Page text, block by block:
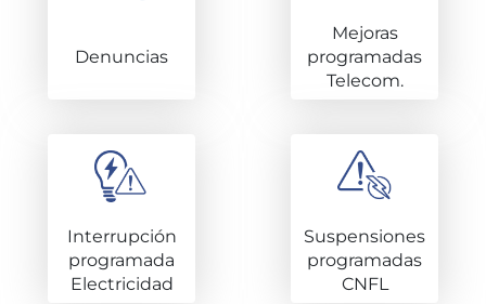
Denuncias
Mejoras
programadas
Telecom.
Interrupción
programada
Electricidad
Suspensiones
programadas
CNFL